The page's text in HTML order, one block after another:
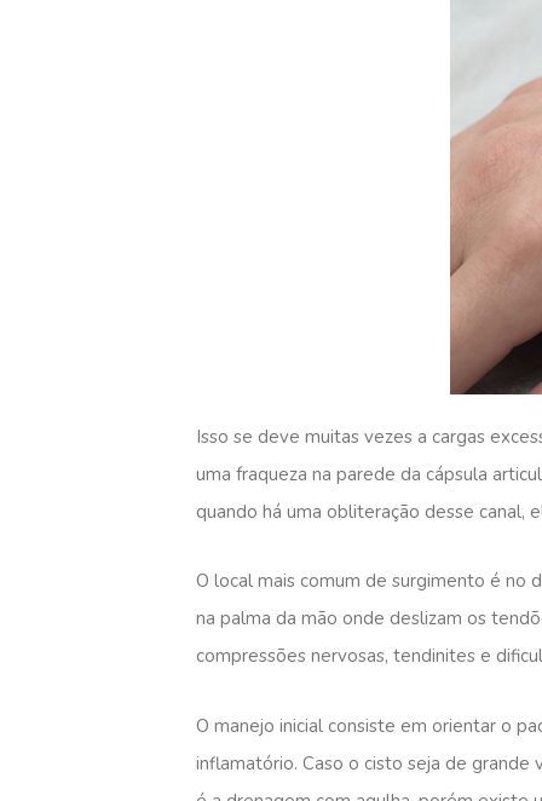
Isso se deve muitas vezes a cargas
uma fraqueza na parede da cápsula
quando há uma obliteração desse
O local mais comum de surgimento é no
na palma da mão onde deslizam os
compressões nervosas, tendinites e
O manejo inicial consiste em orientar o
inflamatório. Caso o cisto seja de